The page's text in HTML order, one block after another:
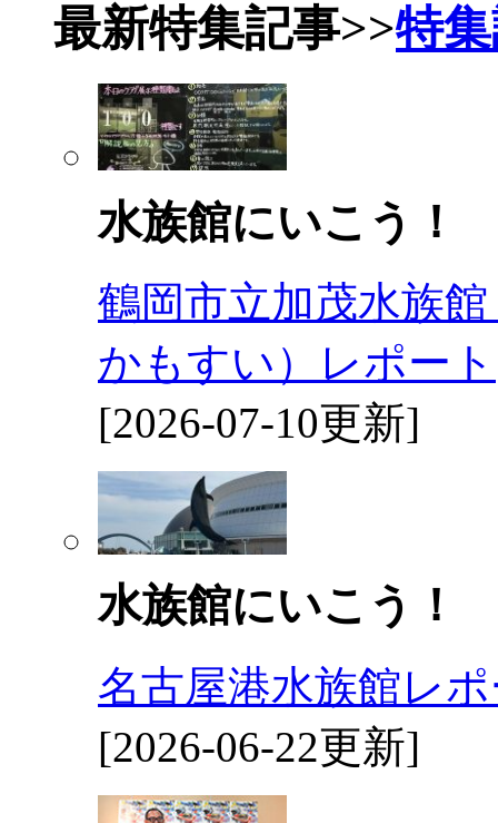
最新特集記事>>特
水族館にいこう！
鶴岡市立加茂水族
かもすい）レポート
[2026-07-10更新]
水族館にいこう！
名古屋港水族館レ
[2026-06-22更新]